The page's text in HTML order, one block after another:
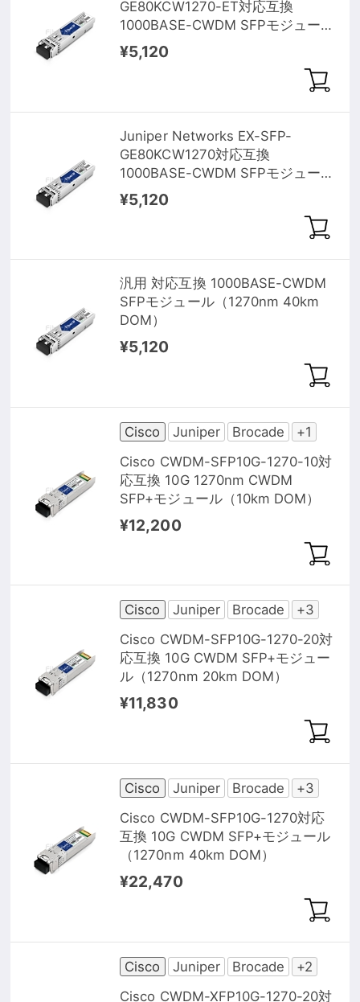
GE80KCW1270-ET対応互換
1000BASE-CWDM SFPモジュール
（1270nm 80km DOM）
¥5,120
Juniper Networks EX-SFP-
GE80KCW1270対応互換
1000BASE-CWDM SFPモジュール
（1270nm 80km DOM）
¥5,120
汎用 対応互換 1000BASE-CWDM
SFPモジュール（1270nm 40km
DOM）
¥5,120
Cisco Juniper Brocade
+1
Cisco CWDM-SFP10G-1270-10対
応互換 10G 1270nm CWDM
SFP+モジュール（10km DOM）
¥12,200
Cisco Juniper Brocade
+3
Cisco CWDM-SFP10G-1270-20対
応互換 10G CWDM SFP+モジュー
ル（1270nm 20km DOM）
¥11,830
Cisco Juniper Brocade
+3
Cisco CWDM-SFP10G-1270対応
互換 10G CWDM SFP+モジュール
（1270nm 40km DOM）
¥22,470
Cisco Juniper Brocade
+2
Cisco CWDM-XFP10G-1270-20対